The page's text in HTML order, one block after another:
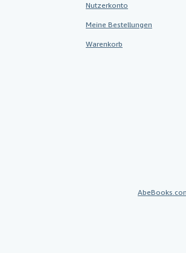
Nutzerkonto
Meine Bestellungen
Warenkorb